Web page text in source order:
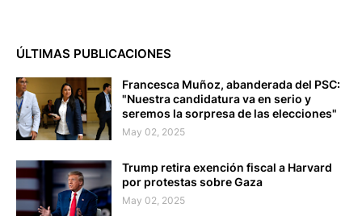
ÚLTIMAS PUBLICACIONES
Francesca Muñoz, abanderada del PSC:
"Nuestra candidatura va en serio y
seremos la sorpresa de las elecciones"
May 02, 2025
Trump retira exención fiscal a Harvard
por protestas sobre Gaza
May 02, 2025